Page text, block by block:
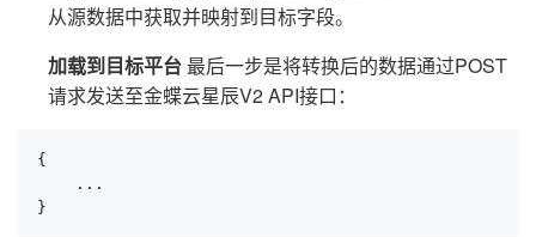
从源数据中获取并映射到目标字段。
加载到目标平台最后一步是将转换后的数据通过POST
请求发送至金蝶云星辰V2 API接口：
{
    ...
}